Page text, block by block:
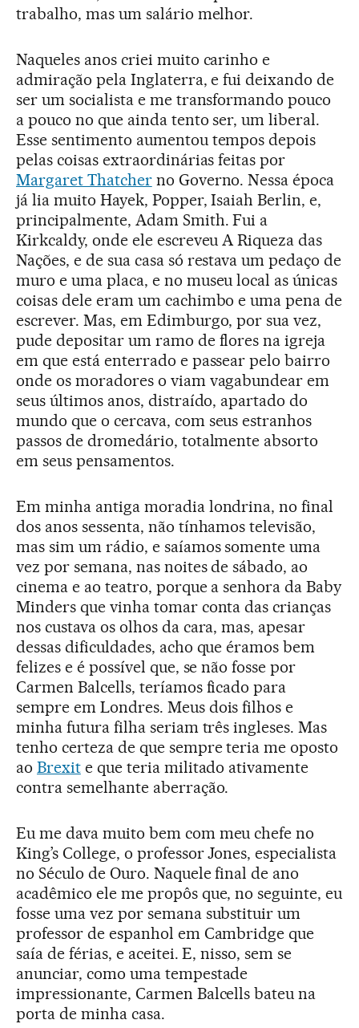
trabalho, mas um salário melhor.
Naqueles anos criei muito carinho e
admiração pela Inglaterra, e fui deixando de
ser um socialista e me transformando pouco
a pouco no que ainda tento ser, um liberal.
Esse sentimento aumentou tempos depois
pelas coisas extraordinárias feitas por
Margaret Thatcherno Governo. Nessa época
já lia muito Hayek, Popper, Isaiah Berlin, e,
principalmente, Adam Smith. Fui a
Kirkcaldy, onde ele escreveu A Riqueza das
Nações, e de sua casa só restava um pedaço de
muro e uma placa, e no museu local as únicas
coisas dele eram um cachimbo e uma pena de
escrever. Mas, em Edimburgo, por sua vez,
pude depositar um ramo de flores na igreja
em que está enterrado e passear pelo bairro
onde os moradores o viam vagabundear em
seus últimos anos, distraído, apartado do
mundo que o cercava, com seus estranhos
passos de dromedário, totalmente absorto
em seus pensamentos.
Em minha antiga moradia londrina, no final
dos anos sessenta, não tínhamos televisão,
mas sim um rádio, e saíamos somente uma
vez por semana, nas noites de sábado, ao
cinema e ao teatro, porque a senhora da Baby
Minders que vinha tomar conta das crianças
nos custava os olhos da cara, mas, apesar
dessas dificuldades, acho que éramos bem
felizes e é possível que, se não fosse por
Carmen Balcells, teríamos ficado para
sempre em Londres. Meus dois filhos e
minha futura filha seriam três ingleses. Mas
tenho certeza de que sempre teria me oposto
ao Brexite que teria militado ativamente
contra semelhante aberração.
Eu me dava muito bem com meu chefe no
King’s College, o professor Jones, especialista
no Século de Ouro. Naquele final de ano
acadêmico ele me propôs que, no seguinte, eu
fosse uma vez por semana substituir um
professor de espanhol em Cambridge que
saía de férias, e aceitei. E, nisso, sem se
anunciar, como uma tempestade
impressionante, Carmen Balcells bateu na
porta de minha casa.